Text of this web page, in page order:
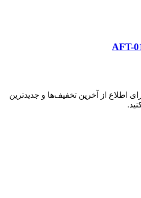
اطلاع از آخرین تخفیف‌ها و جدیدترین